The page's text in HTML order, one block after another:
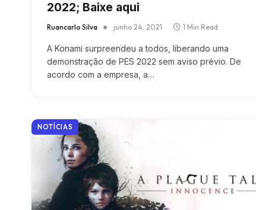
2022; Baixe aqui
Ruancarlo Silva junho 24, 2021 1 Min Read
A Konami surpreendeu a todos, liberando uma
demonstração de PES 2022 sem aviso prévio. De
acordo com a empresa, a…
NOTÍCIAS